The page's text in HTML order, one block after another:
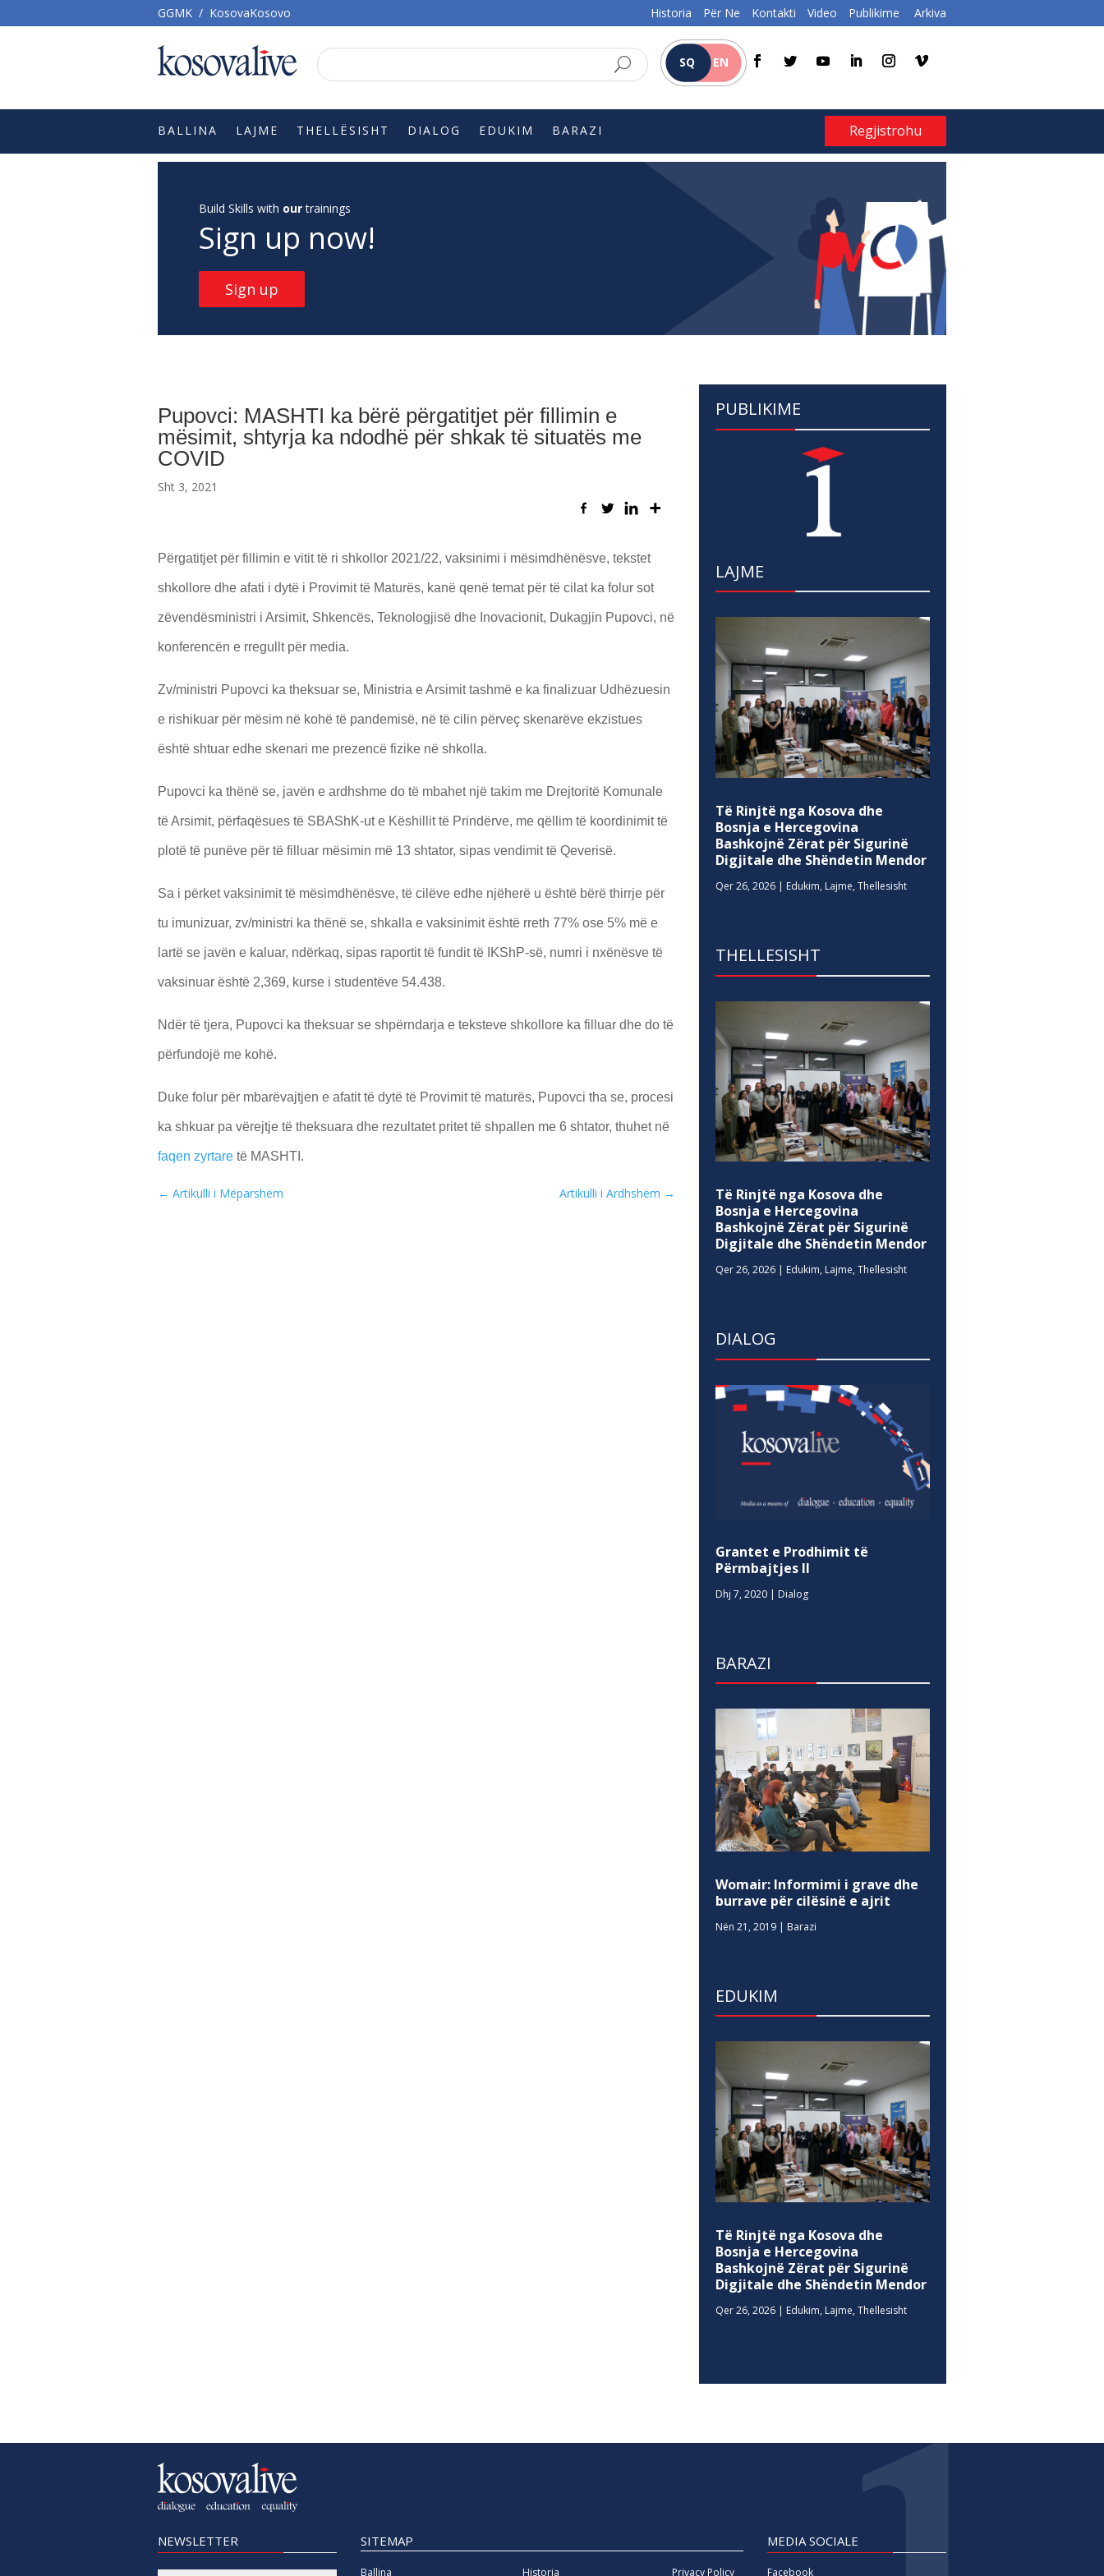
GGMK / KosovaKosovo Historia Për Ne Kontakti Video Publikime Arkiva
SQ EN
BALLINA LAJME THELLËSISHT DIALOG EDUKIM BARAZI Regjistrohu
Build Skills with ourtrainings
Sign up now!
Sign up
Pupovci: MASHTI ka bërë përgatitjet për fillimin e
mësimit, shtyrja ka ndodhë për shkak të situatës me
COVID
Sht 3, 2021
Përgatitjet për fillimin e vitit të ri shkollor 2021/22, vaksinimi i mësimdhënësve, tekstet
shkollore dhe afati i dytë i Provimit të Maturës, kanë qenë temat për të cilat ka folur sot
zëvendësministri i Arsimit, Shkencës, Teknologjisë dhe Inovacionit, Dukagjin Pupovci, në
konferencën e rregullt për media.
Zv/ministri Pupovci ka theksuar se, Ministria e Arsimit tashmë e ka finalizuar Udhëzuesin
e rishikuar për mësim në kohë të pandemisë, në të cilin përveç skenarëve ekzistues
është shtuar edhe skenari me prezencë fizike në shkolla.
Pupovci ka thënë se, javën e ardhshme do të mbahet një takim me Drejtoritë Komunale
të Arsimit, përfaqësues të SBAShK-ut e Këshillit të Prindërve, me qëllim të koordinimit të
plotë të punëve për të filluar mësimin më 13 shtator, sipas vendimit të Qeverisë.
Sa i përket vaksinimit të mësimdhënësve, të cilëve edhe njëherë u është bërë thirrje për
tu imunizuar, zv/ministri ka thënë se, shkalla e vaksinimit është rreth 77% ose 5% më e
lartë se javën e kaluar, ndërkaq, sipas raportit të fundit të IKShP-së, numri i nxënësve të
vaksinuar është 2,369, kurse i studentëve 54.438.
Ndër të tjera, Pupovci ka theksuar se shpërndarja e teksteve shkollore ka filluar dhe do të
përfundojë me kohë.
Duke folur për mbarëvajtjen e afatit të dytë të Provimit të maturës, Pupovci tha se, procesi
ka shkuar pa vërejtje të theksuara dhe rezultatet pritet të shpallen me 6 shtator, thuhet në
faqen zyrtare të MASHTI.
← Artikulli i Mëparshëm Artikulli i Ardhshëm →
PUBLIKIME
LAJME
Të Rinjtë nga Kosova dhe
Bosnja e Hercegovina
Bashkojnë Zërat për Sigurinë
Digjitale dhe Shëndetin Mendor
Qer 26, 2026 | Edukim, Lajme,Thellesisht
THELLESISHT
Të Rinjtë nga Kosova dhe
Bosnja e Hercegovina
Bashkojnë Zërat për Sigurinë
Digjitale dhe Shëndetin Mendor
Qer 26, 2026 | Edukim, Lajme,Thellesisht
DIALOG
Grantet e Prodhimit të
Përmbajtjes II
Dhj 7, 2020 | Dialog
BARAZI
Womair: Informimi i grave dhe
burrave për cilësinë e ajrit
Nën 21, 2019 | Barazi
EDUKIM
Të Rinjtë nga Kosova dhe
Bosnja e Hercegovina
Bashkojnë Zërat për Sigurinë
Digjitale dhe Shëndetin Mendor
Qer 26, 2026 | Edukim, Lajme,Thellesisht
NEWSLETTER SITEMAP
Ballina Historia Privacy Policy
MEDIA SOCIALE
Facebook